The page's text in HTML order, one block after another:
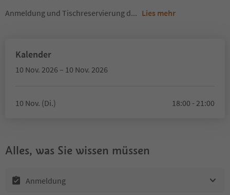
Anmeldung und Tischreservierung d... Lies mehr
Kalender
10 Nov. 2026 – 10 Nov. 2026
10 Nov. (Di.) 18:00 - 21:00
Alles, was Sie wissen müssen
Anmeldung